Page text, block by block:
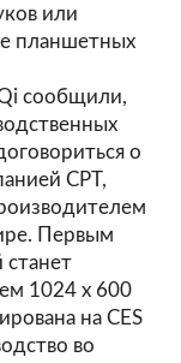
или
планшетных
сообщили,
о
CPT,
Первым
станет
1024 х 600
на CES
во